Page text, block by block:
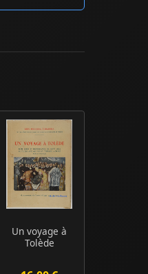
Un voyage à
Tolède